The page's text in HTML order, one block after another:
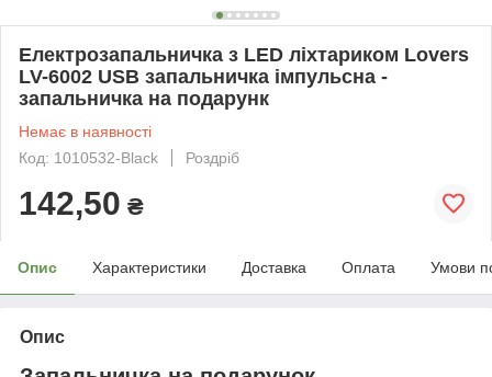
Електрозапальничка з LED ліхтариком Lovers
LV-6002 USB запальничка імпульсна -
запальничка на подарунк
Немає в наявності
Код: 1010532-Black
Роздріб
142,50 ₴
Опис Характеристики Доставка Оплата Умови
Опис